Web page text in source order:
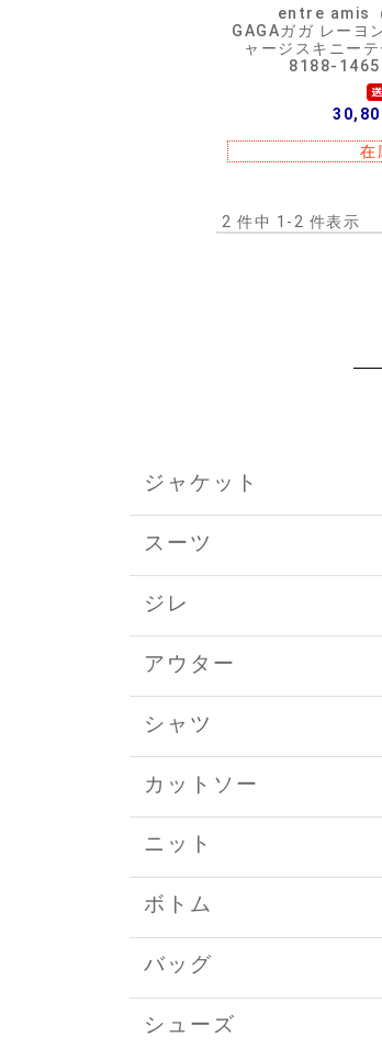
entre amis（
GAGAガガ レーヨ
ャージスキニー
8188-
在
2 件中 1-2 件表示
ジャケット
スーツ
ジレ
アウター
シャツ
カットソー
ニット
ボトム
バッグ
シューズ